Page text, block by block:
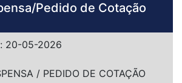
Pedido de Cotação
20-05-2026
/ PEDIDO DE COTAÇÃO